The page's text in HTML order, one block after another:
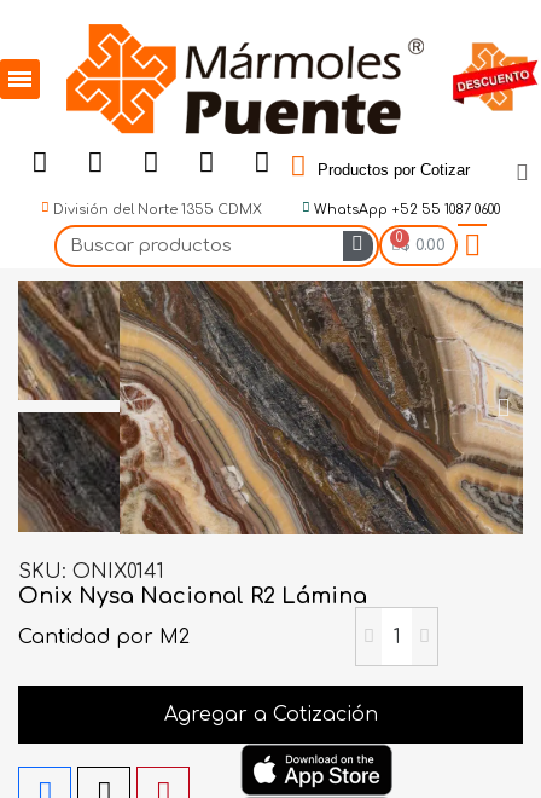
Productos por Cotizar
División del Norte 1355 CDMX WhatsApp +52 55 1087 0600
$ 0.00
SKU ONIX0141
Onix Nysa Nacional R2 Lámina
Cantidad por M2
Agregar a Cotización